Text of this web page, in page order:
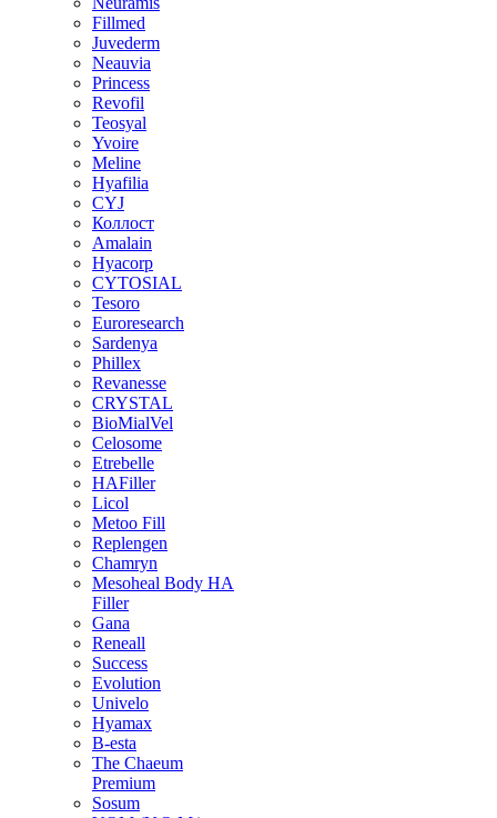
Fillmed
Juvederm
Neauvia
Princess
Revofil
Teosyal
Yvoire
Meline
Hyafilia
CYJ
Коллост
Amalain
Hyacorp
CYTOSIAL
Tesoro
Euroresearch
Sardenya
Phillex
Revanesse
CRYSTAL
BioMialVel
Celosome
Etrebelle
HAFiller
Licol
Metoo Fill
Replengen
Chamryn
Mesoheal Body HA
Filler
Gana
Reneall
Success
Evolution
Univelo
Hyamax
B-esta
The Chaeum
Premium
Sosum